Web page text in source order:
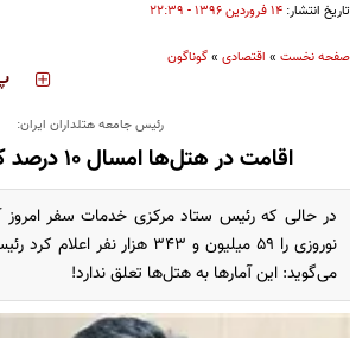
تاریخ انتشار: ۱۴ فروردين ۱۳۹۶ - ۲۲:۳۹
صفحه نخست » اقتصادی »گوناگون
رئیس جامعه هتلداران ایران:
اقامت در هتل‌ها امسال ۱۰ درصد کاهش داشت
در حالی که رئیس ستاد مرکزی خدمات سفر
نوروزی را ۵۹ میلیون و ۳۴۳ هزار
می‌گوید: این آمارها به هتل‌ها تعلق ندارد!